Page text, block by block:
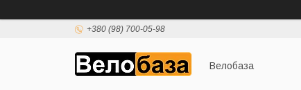
+380 (98) 700-05-98
Велобаза